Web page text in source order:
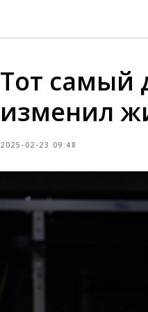
Тот самый
изменил
2025-02-23 09:48